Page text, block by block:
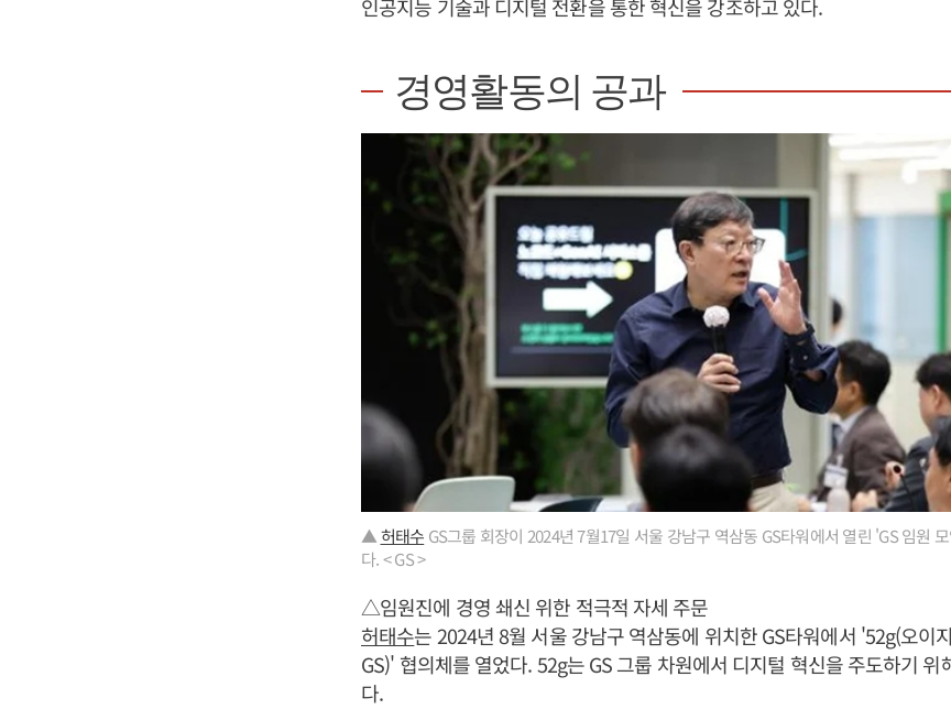
인공지능 기술과 디지털 전환을 통한 혁신을 강조하고 있다.
경영활동의 공과
▲허태수 GS그룹 회장이 2024년 7월17일 서울 강남구 역삼동 GS타워에서 열린 'GS 임원
다. < GS >
△임원진에 경영 쇄신 위한 적극적 자세 주문
허태수는 2024년 8월 서울 강남구 역삼동에 위치한 GS타워에서 '52g(오이
GS)' 협의체를 열었다. 52g는 GS 그룹 차원에서 디지털 혁신을 주도하기 위
다.